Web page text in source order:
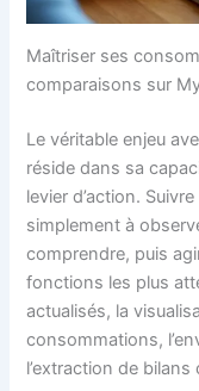
Maîtriser ses
comparaisons sur
Le véritable enjeu
réside dans sa
levier d’action.
simplement à
comprendre, puis
fonctions les plus
actualisés, la
consommations,
l’extraction de